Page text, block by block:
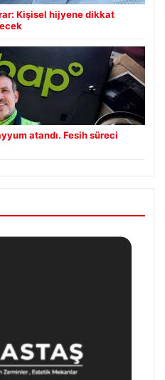
Kişisel hijyene dikkat
atandı. Fesih süreci